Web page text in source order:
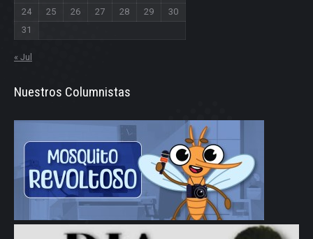
24
25 26 27 28 29
30
31
« Jul
Nuestros Columnistas